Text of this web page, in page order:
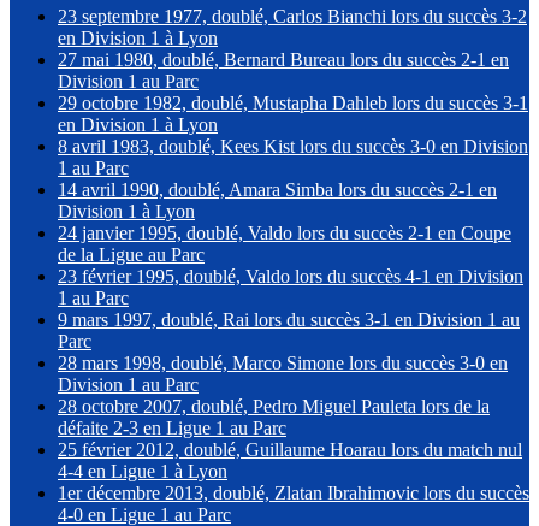
23 septembre 1977, doublé, Carlos Bianchi lors du succès 3-2
en Division 1 à Lyon
27 mai 1980, doublé, Bernard Bureau lors du succès 2-1 en
Division 1 au Parc
29 octobre 1982, doublé, Mustapha Dahleb lors du succès 3-1
en Division 1 à Lyon
8 avril 1983, doublé, Kees Kist lors du succès 3-0 en Division
1 au Parc
14 avril 1990, doublé, Amara Simba lors du succès 2-1 en
Division 1 à Lyon
24 janvier 1995, doublé, Valdo lors du succès 2-1 en Coupe
de la Ligue au Parc
23 février 1995, doublé, Valdo lors du succès 4-1 en Division
1 au Parc
9 mars 1997, doublé, Rai lors du succès 3-1 en Division 1 au
Parc
28 mars 1998, doublé, Marco Simone lors du succès 3-0 en
Division 1 au Parc
28 octobre 2007, doublé, Pedro Miguel Pauleta lors de la
défaite 2-3 en Ligue 1 au Parc
25 février 2012, doublé, Guillaume Hoarau lors du match nul
4-4 en Ligue 1 à Lyon
1er décembre 2013, doublé, Zlatan Ibrahimovic lors du succès
4-0 en Ligue 1 au Parc